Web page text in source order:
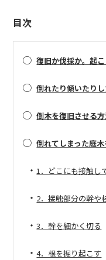
目次
○復旧か伐採か。起
○倒れたり傾いたり
○倒木を復旧させる
○倒れてしまった庭
・1．どこにも接触し
・ 2．接触部分の幹や
・3．幹を細かく切る
・4．根を掘り起こす